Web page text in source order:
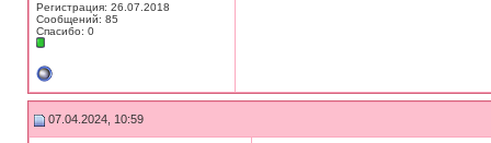
Регистрация: 26.07.2018
Сообщений: 85
Спасибо: 0
07.04.2024, 10:59